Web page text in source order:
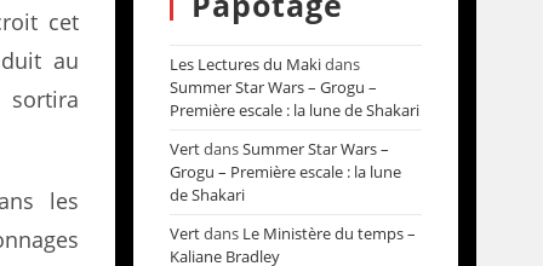
cet
au
les
Les Lectures du Makidans
Summer Star Wars – Grogu –
Première escale : la lune de Shakari
VertdansSummer Star Wars –
Grogu – Première escale : la lune
de Shakari
Vertdans Le Ministère du temps –
Kaliane Bradley